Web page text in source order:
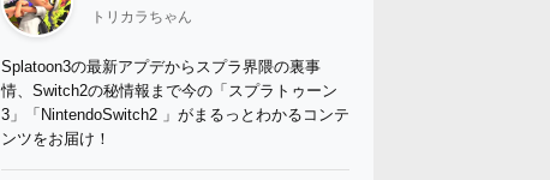
トリカラちゃん
Splatoon3の最新アプデからスプラ界隈の裏事
情、Switch2の秘情報まで今の「スプラトゥーン
3」「NintendoSwitch2 」がまるっとわかるコンテ
ンツをお届け！